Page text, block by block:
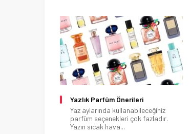
Yazlık Parfüm Önerileri
Yaz aylarında kullanabileceğiniz
parfüm seçenekleri çok fazladır.
Yazın sıcak hava...